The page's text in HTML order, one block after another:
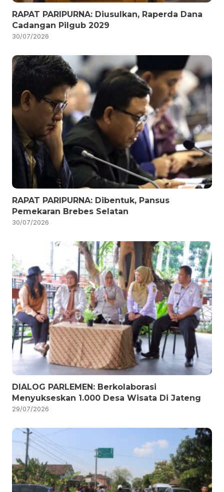
RAPAT PARIPURNA: Diusulkan, Raperda Dana
Cadangan Pilgub 2029
30/07/2026
RAPAT PARIPURNA: Dibentuk, Pansus
Pemekaran Brebes Selatan
30/07/2026
DIALOG PARLEMEN: Berkolaborasi
Menyukseskan 1.000 Desa Wisata Di Jateng
29/07/2026